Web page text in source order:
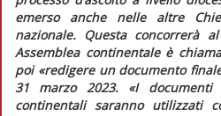
emerso anche nelle altre
nazionale. Questa concorrerà
Assemblea continentale è
poi «redigere un documento
31 marzo 2023. «I documenti
continentali saranno utilizzati